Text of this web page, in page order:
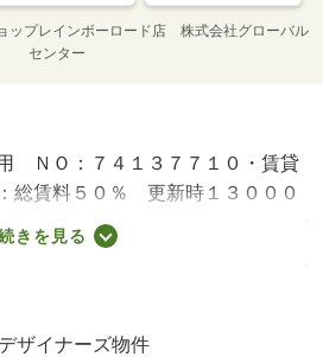
ップレインボーロード店 株式会社グローバル
センター
ＮＯ：７４１３７７１０・賃貸
総賃料５０％ 更新時１３０００
水道料（課税対象）３，３００円
取りは１Ｋとなっており、なんと
スも十分にあるため、お洋服や
り収納できます♪・バイク置場：
きを見る
ザイナーズ物件